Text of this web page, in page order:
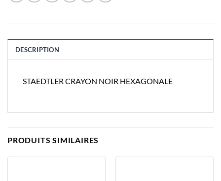
DESCRIPTION
STAEDTLER CRAYON NOIR HEXAGONALE
PRODUITS SIMILAIRES